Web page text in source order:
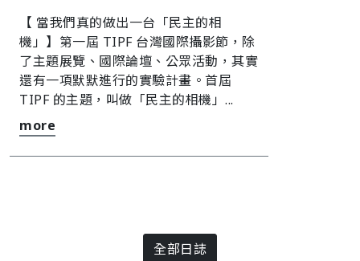
【 當我們真的做出一台「民主的相
機」】第一屆 TIPF 台灣國際攝影節，除
了主題展覽、國際論壇、公眾活動，其實
還有一項默默進行的實驗計畫。首屆
TIPF 的主題，叫做「民主的相機」...
more
全部日誌